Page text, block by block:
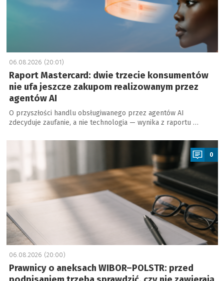
06.08.2026 (20:01)
Raport Mastercard: dwie trzecie konsumentów
nie ufa jeszcze zakupom realizowanym przez
agentów AI
O przyszłości handlu obsługiwanego przez agentów AI
zdecyduje zaufanie, a nie technologia — wynika z raportu …
a
0
06.08.2026 (20:00)
Prawnicy o aneksach WIBOR–POLSTR: przed